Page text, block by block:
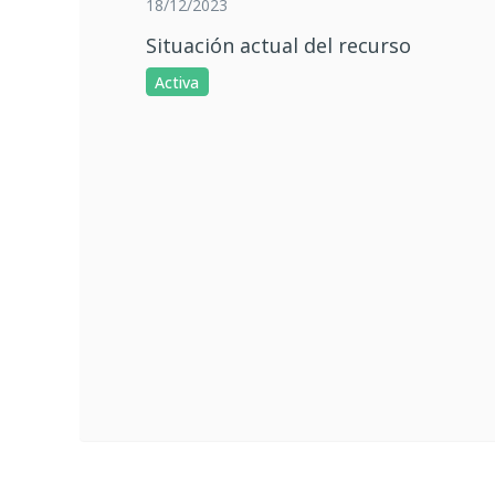
18/12/2023
Situación actual del recurso
Activa